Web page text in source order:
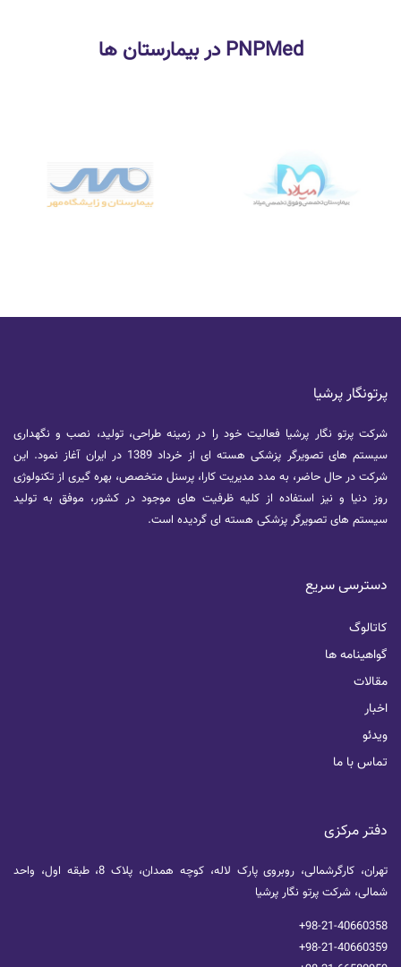
PNPMed در بیمارستان ها
پرتونگار پرشیا
شرکت پرتو نگار پرشیا فعالیت خود را در زمینه طراحی، تولید، نصب و نگهداری
سیستم های تصویرگر پزشکی هسته ای از خرداد 1389 در ایران آغاز نمود. این
شرکت در حال حاضر، به مدد مدیریت کارا، پرسنل متخصص، بهره گیری از تکنولوژی
روز دنیا و نیز استفاده از کلیه ظرفیت های موجود در کشور، موفق به تولید
سیستم های تصویرگر پزشکی هسته ای گردیده است.
دسترسی سریع
کاتالوگ
گواهینامه ها
مقالات
اخبار
ویدئو
تماس با ما
دفتر مرکزی
تهران، کارگرشمالی، روبروی پارک لاله، کوچه همدان، پلاک 8، طبقه اول، واحد
شمالی، شرکت پرتو نگار پرشیا
+98-21-40660358
+98-21-40660359